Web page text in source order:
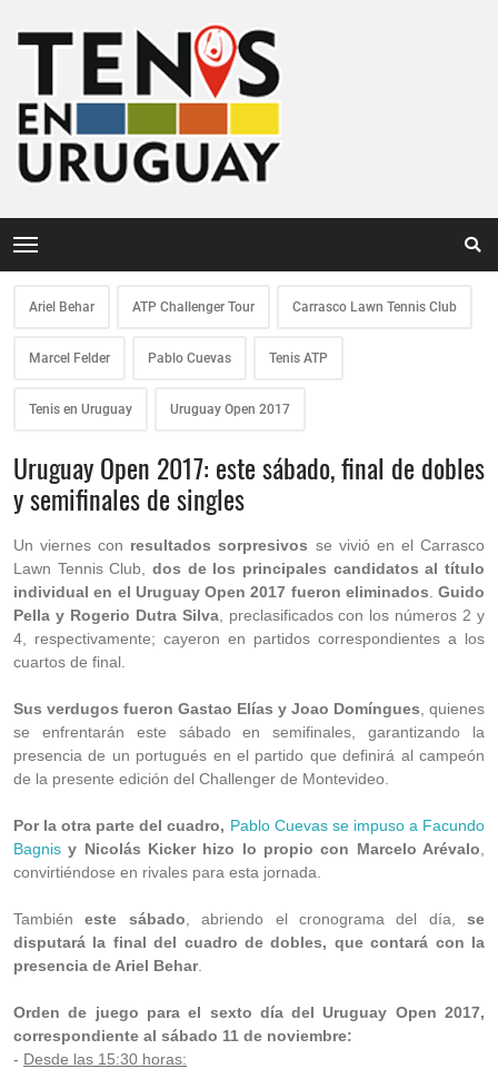
Ariel Behar ATP Challenger Tour Carrasco Lawn Tennis Club
Marcel Felder Pablo Cuevas Tenis ATP
Tenis en Uruguay Uruguay Open 2017
Uruguay Open 2017: este sábado, final de dobles
y semifinales de singles
Un viernes con resultados sorpresivos se vivió en el Carrasco
Lawn Tennis Club, dos de los principales candidatos al título
individual en el Uruguay Open 2017 fueron eliminados Guido
Pella y Rogerio Dutra Silva, preclasificados con los números 2 y
4, respectivamente; cayeron en partidos correspondientes a los
cuartos de final.
Sus verdugos fueron Gastao Elías y Joao Domíngues , quienes
se enfrentarán este sábado en semifinales, garantizando la
presencia de un portugués en el partido que definirá al campeón
de la presente edición del Challenger de Montevideo.
Por la otra parte del cuadro, Pablo Cuevas se impuso a Facundo
Bagnis y Nicolás Kicker hizo lo propio con Marcelo Arévalo
convirtiéndose en rivales para esta jornada.
Tambiéneste sábado , abriendo el cronograma del día, se
disputará la final del cuadro de dobles, que contará con la
presencia de Ariel Behar.
Orden de juego para el sexto día del Uruguay Open 2017,
correspondiente al sábado 11 de noviembre:
- Desde las 15:30 horas: